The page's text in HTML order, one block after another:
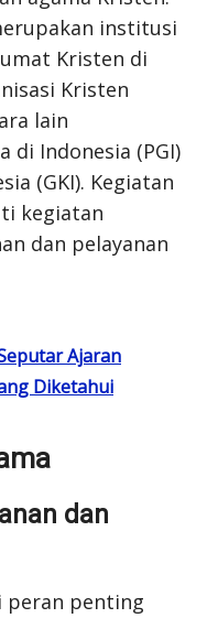
institusi
Kristen di
Kristen
lain
di Indonesia (PGI)
(GKI). Kegiatan
kegiatan
dan pelayanan
Ajaran
Diketahui
dan
peran penting